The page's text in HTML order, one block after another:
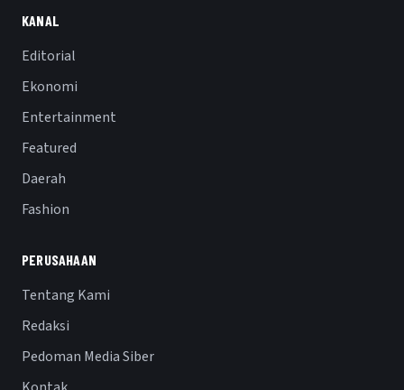
KANAL
Editorial
Ekonomi
Entertainment
Featured
Daerah
Fashion
PERUSAHAAN
Tentang Kami
Redaksi
Pedoman Media Siber